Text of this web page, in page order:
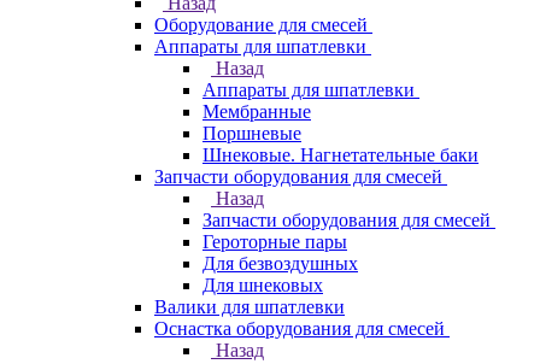
Оборудование для смесей
Аппараты для шпатлевки
Назад
Аппараты для шпатлевки
Мембранные
Поршневые
Шнековые. Нагнетательные баки
Запчасти оборудования для смесей
Назад
Запчасти оборудования для смесей
Героторные пары
Для безвоздушных
Для шнековых
Валики для шпатлевки
Оснастка оборудования для смесей
Назад